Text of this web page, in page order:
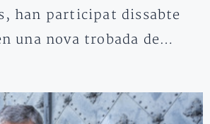
han participat dissabte
una nova trobada de…